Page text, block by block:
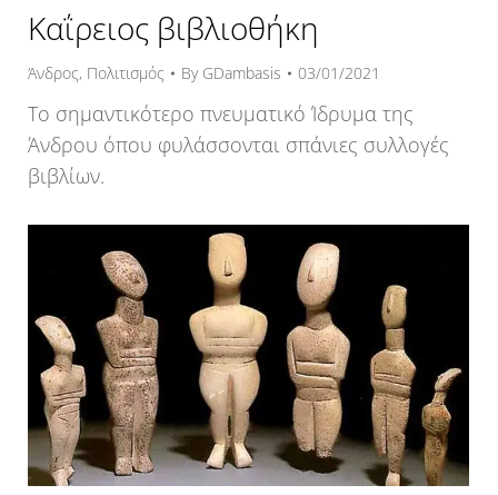
Καΐρειος βιβλιοθήκη
Άνδρος, Πολιτισμός By GDambasis 03/01/2021
Το σημαντικότερο πνευματικό Ίδρυμα της
Άνδρου όπου φυλάσσονται σπάνιες συλλογές
βιβλίων.